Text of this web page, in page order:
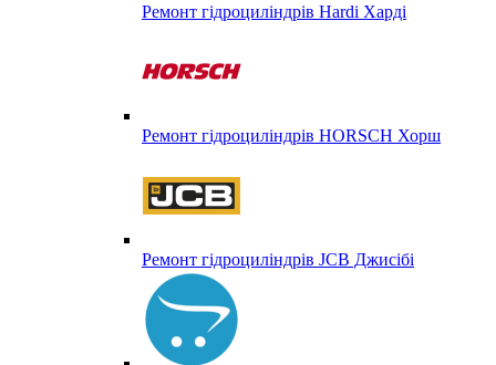
Ремонт гідроциліндрів Hardi Харді
Ремонт гідроциліндрів HORSCH Хорш
Ремонт гідроциліндрів JCB Джисібі